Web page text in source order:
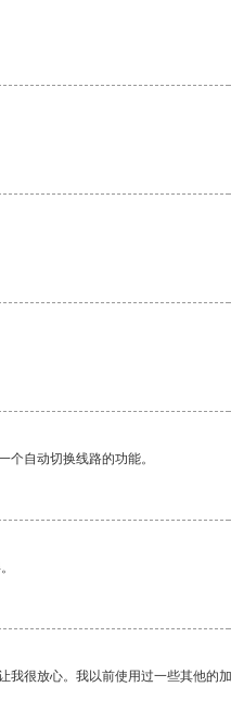
自动切换线路的功能。
很放心。我以前使用过一些其他的